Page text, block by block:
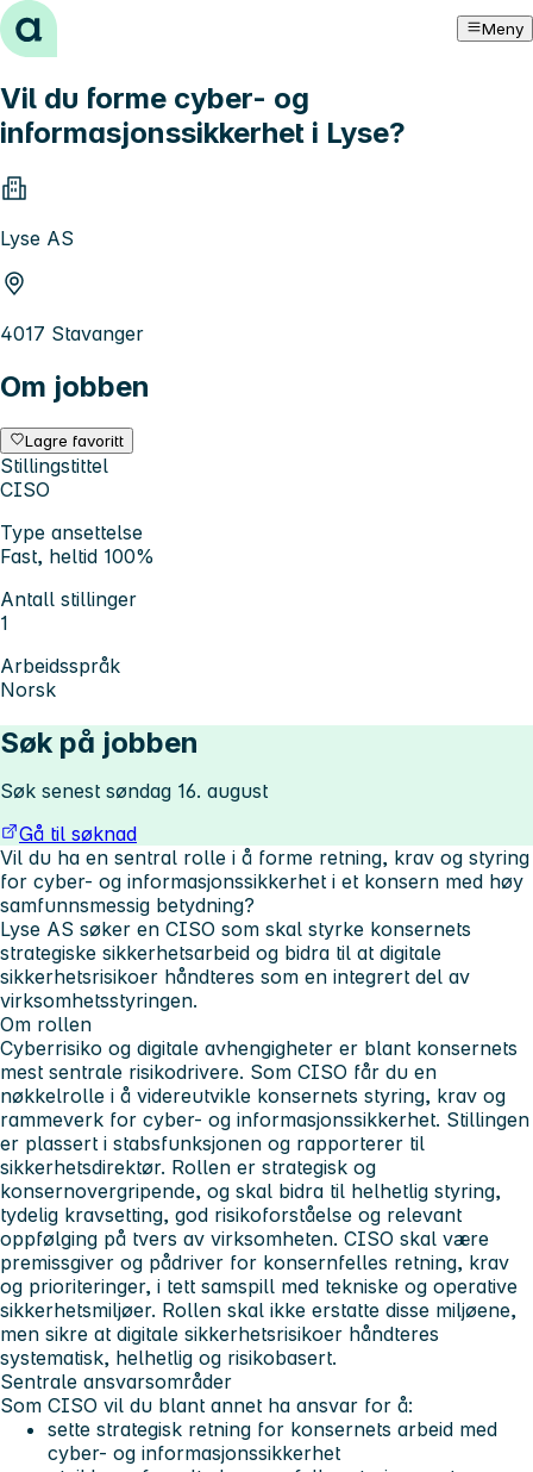
Hopp til innhold Meny
Vil du forme cyber- og
informasjonssikkerhet i Lyse?
Lyse AS
4017 Stavanger
Om jobben
Lagre favoritt
Stillingstittel
CISO
Type ansettelse
Fast, heltid 100%
Antall stillinger
1
Arbeidsspråk
Norsk
Søk på jobben
Søk senest søndag 16. august
Gå til søknad
Vil du ha en sentral rolle i å forme retning, krav og styring
for cyber- og informasjonssikkerhet i et konsern med høy
samfunnsmessig betydning?
Lyse AS søker en CISO som skal styrke konsernets
strategiske sikkerhetsarbeid og bidra til at digitale
sikkerhetsrisikoer håndteres som en integrert del av
virksomhetsstyringen.
Om rollen
Cyberrisiko og digitale avhengigheter er blant konsernets
mest sentrale risikodrivere. Som CISO får du en
nøkkelrolle i å videreutvikle konsernets styring, krav og
rammeverk for cyber- og informasjonssikkerhet. Stillingen
er plassert i stabsfunksjonen og rapporterer til
sikkerhetsdirektør. Rollen er strategisk og
konsernovergripende, og skal bidra til helhetlig styring,
tydelig kravsetting, god risikoforståelse og relevant
oppfølging på tvers av virksomheten. CISO skal være
premissgiver og pådriver for konsernfelles retning, krav
og prioriteringer, i tett samspill med tekniske og operative
sikkerhetsmiljøer. Rollen skal ikke erstatte disse miljøene,
men sikre at digitale sikkerhetsrisikoer håndteres
systematisk, helhetlig og risikobasert.
Sentrale ansvarsområder
Som CISO vil du blant annet ha ansvar for å:
sette strategisk retning for konsernets arbeid med
cyber- og informasjonssikkerhet